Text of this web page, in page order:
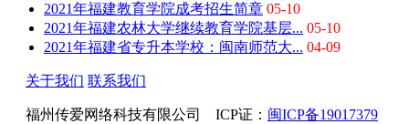
2021年福建教育学院成考招生简章 05-10
2021年福建农林大学继续教育学院基层... 05-10
2021年福建省专升本学校：闽南师范大... 04-09
关于我们 联系我们
福州传爱网络科技有限公司 ICP证： 闽ICP备19017379